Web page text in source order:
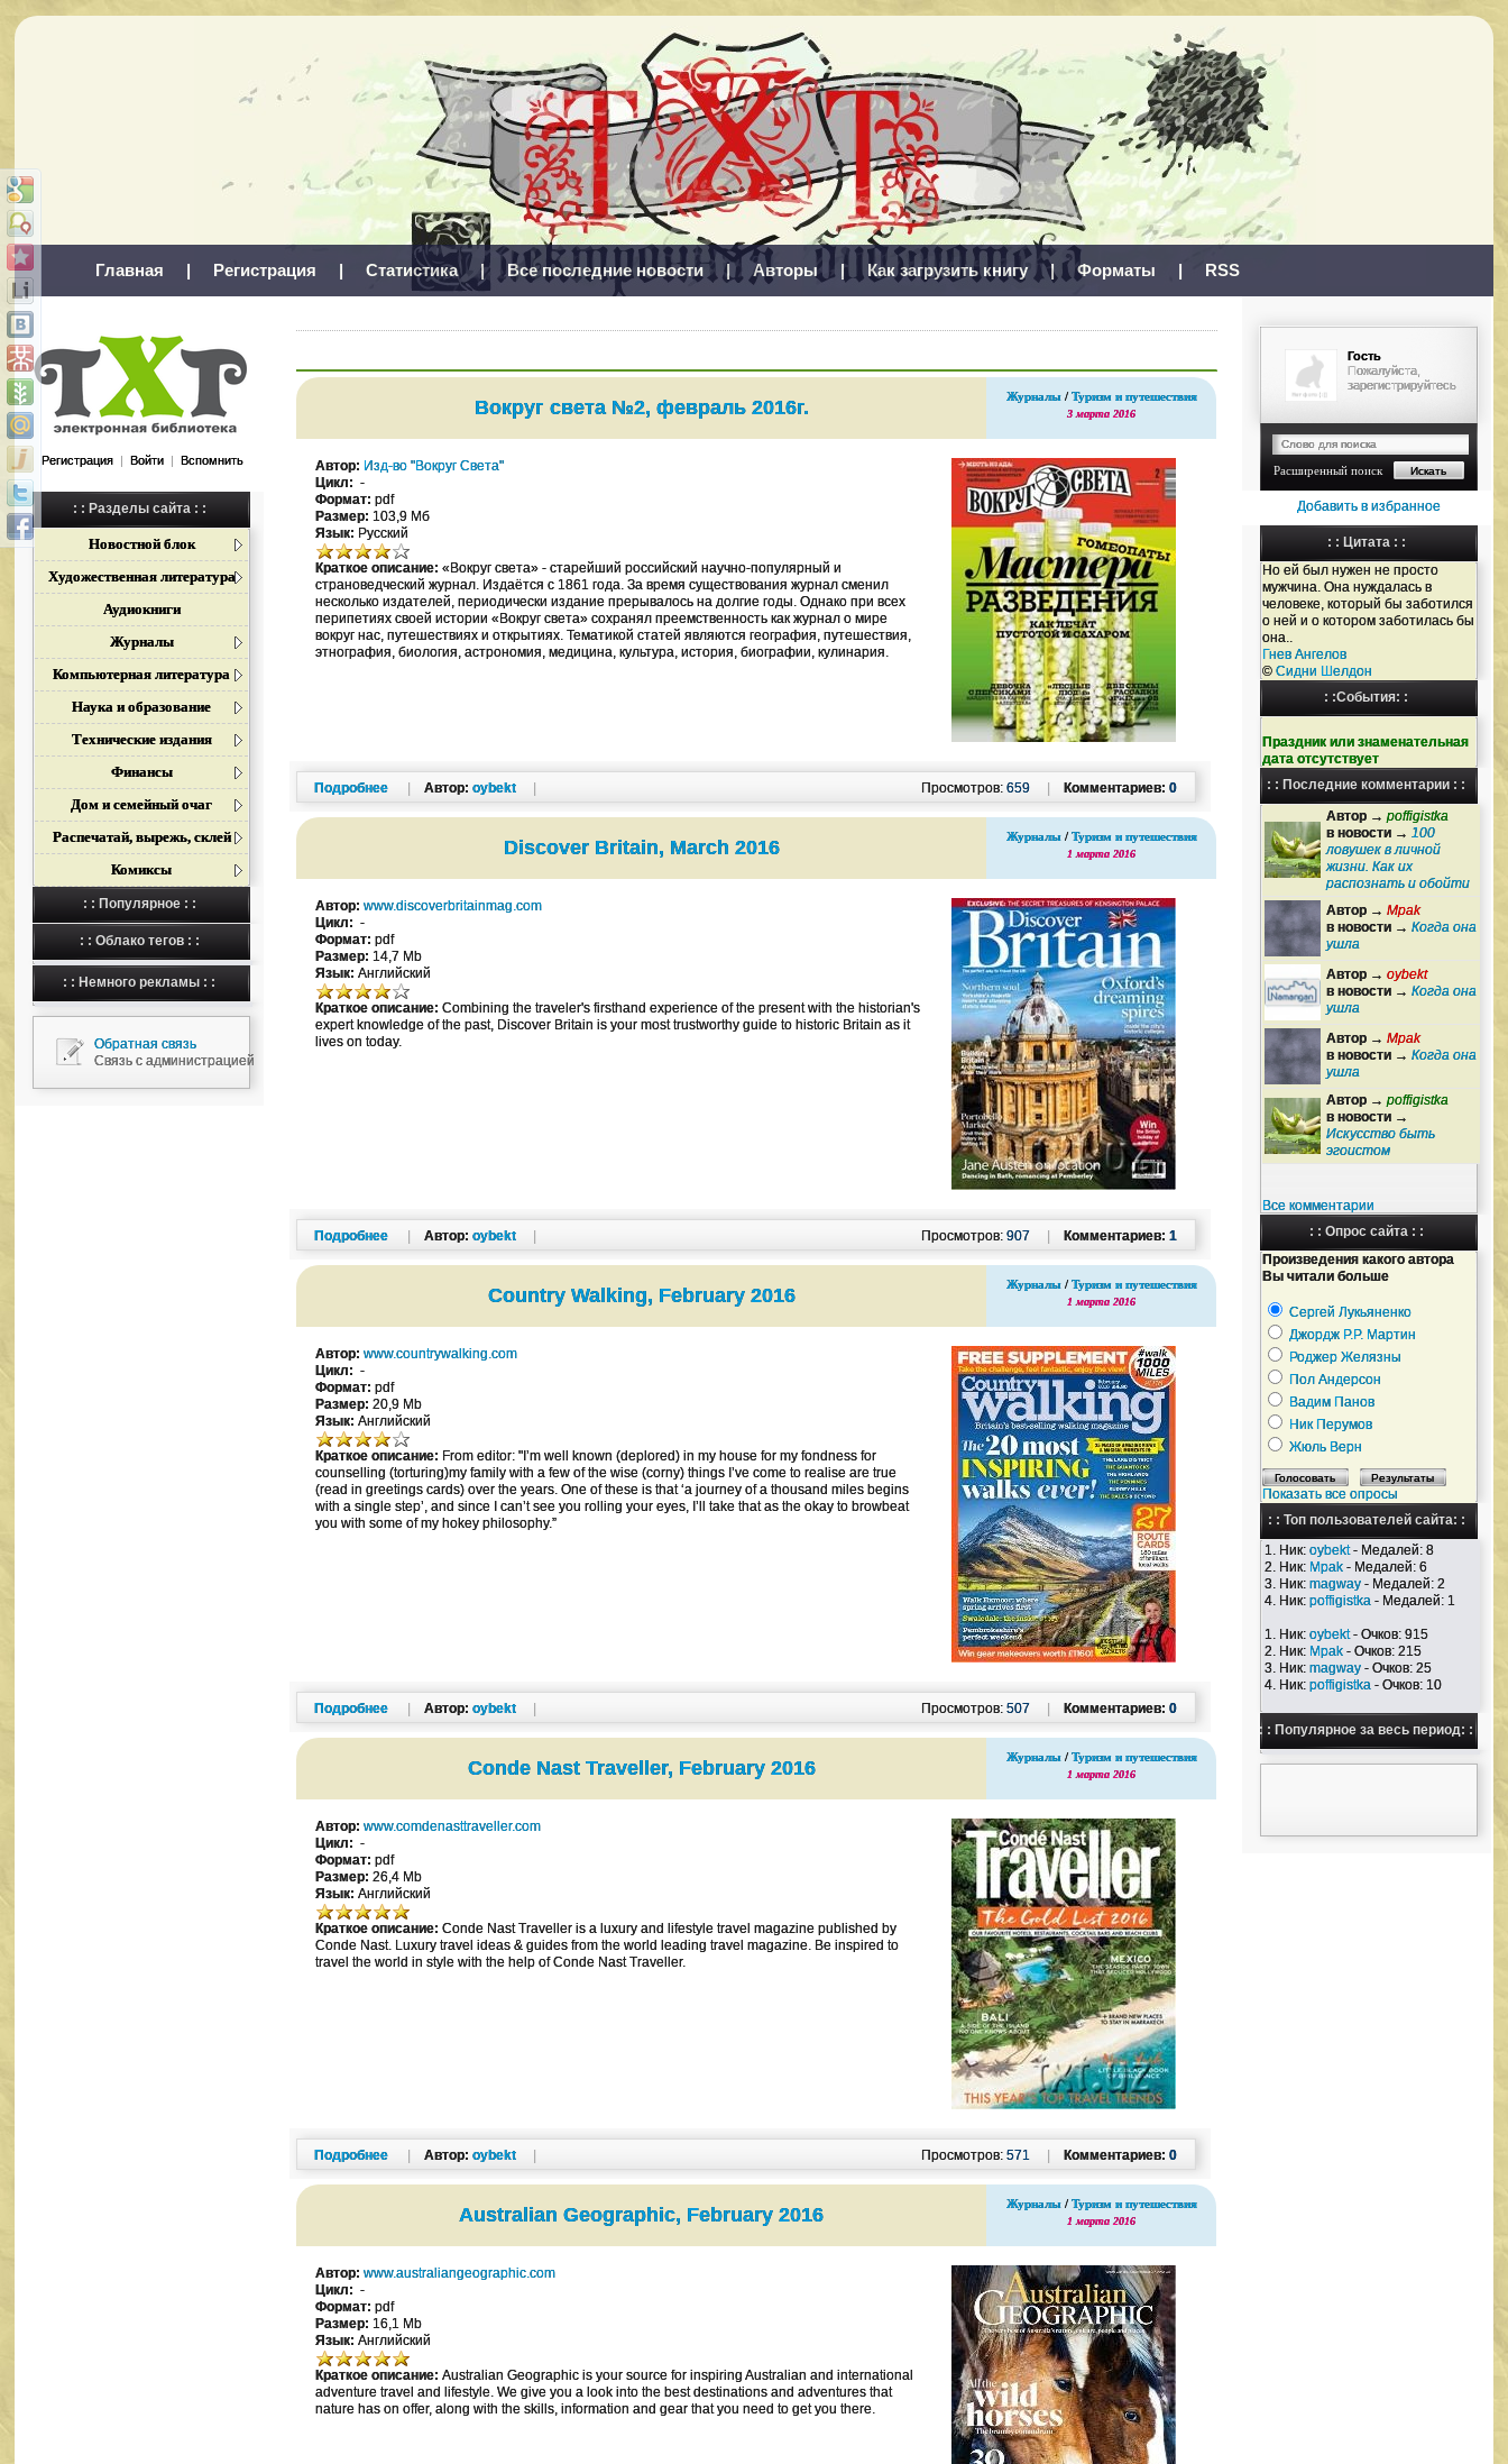
Главная | Регистрация | Статистика | Все последние новости | Авторы | Как загрузить книгу | Форматы | RSS
Регистрация | Войти | Вспомнить
: : Разделы сайта : :
Новостной блок
Художественная литература
Аудиокниги
Журналы
Компьютерная литература
Наука и образование
Технические издания
Финансы
Дом и семейный очаг
Распечатай, вырежь, склей
Комиксы
: : Популярное : :
: : Облако тегов : :
: : Немного рекламы : :
Обратная связь
Связь с администрацией
Гость
Пожалуйста,
зарегистрируйтесь
Расширенный поиск
Добавить в избранное
: : Цитата : :
Но ей был нужен не просто
мужчина. Она нуждалась в
человеке, который бы заботился
о ней и о котором заботилась бы
она..
Гнев Ангелов
© Сидни Шелдон
: :События: :
Праздник или знаменательная
дата отсутствует
: : Последние комментарии : :
Автор → poffigistka
в новости → 100
ловушек в личной
жизни. Как их
распознать и обойти
Автор → Mpak
в новости → Когда она
ушла
Автор → oybekt
в новости → Когда она
ушла
Автор → Mpak
в новости → Когда она
ушла
Автор → poffigistka
в новости →
Искусство быть
эгоистом
Все комментарии
: : Опрос сайта : :
Произведения какого автора
Вы читали больше
Сергей Лукьяненко
Джордж Р.Р. Мартин
Роджер Желязны
Пол Андерсон
Вадим Панов
Ник Перумов
Жюль Верн
Показать все опросы
: : Топ пользователей сайта: :
1. Ник: oybekt- Медалей: 8
2. Ник: Mpak- Медалей: 6
3. Ник: magway- Медалей: 2
4. Ник: poffigistka- Медалей: 1
1. Ник: oybekt- Очков: 915
2. Ник: Mpak- Очков: 215
3. Ник: magway- Очков: 25
4. Ник: poffigistka- Очков: 10
: : Популярное за весь период: :
Вокруг света №2, февраль 2016г. Журналы/ Туризм и путешествия
3 марта 2016
Автор: Изд-во "Вокруг Света"
Цикл: -
Формат: pdf
Размер: 103,9 Мб
Язык: Русский
Краткое описание: «Вокруг света» - старейший российский научно-популярный и
страноведческий журнал. Издаётся с 1861 года. За время существования журнал сменил
несколько издателей, периодически издание прерывалось на долгие годы. Однако при всех
перипетиях своей истории «Вокруг света» сохранял преемственность как журнал о мире
вокруг нас, путешествиях и открытиях. Тематикой статей являются география, путешествия,
этнография, биология, астрономия, медицина, культура, история, биографии, кулинария.
Подробнее Автор:oybekt Комментариев: 0
Просмотров: 659
Discover Britain, March 2016 Журналы/ Туризм и путешествия
1 марта 2016
Автор: www.discoverbritainmag.com
Цикл: -
Формат: pdf
Размер: 14,7 Mb
Язык: Английский
Краткое описание: Combining the traveler's firsthand experience of the present with the historian's
expert knowledge of the past, Discover Britain is your most trustworthy guide to historic Britain as it
lives on today.
Подробнее Автор:oybekt Комментариев: 1
Просмотров: 907
Country Walking, February 2016 Журналы/ Туризм и путешествия
1 марта 2016
Автор: www.countrywalking.com
Цикл: -
Формат: pdf
Размер: 20,9 Mb
Язык: Английский
Краткое описание: From editor: "I’m well known (deplored) in my house for my fondness for
counselling (torturing)my family with a few of the wise (corny) things I’ve come to realise are true
(read in greetings cards) over the years. One of these is that ‘a journey of a thousand miles begins
with a single step’, and since I can’t see you rolling your eyes, I’ll take that as the okay to browbeat
you with some of my hokey philosophy.”
Подробнее Автор:oybekt Комментариев: 0
Просмотров: 507
Conde Nast Traveller, February 2016 Журналы/ Туризм и путешествия
1 марта 2016
Автор: www.comdenasttraveller.com
Цикл: -
Формат: pdf
Размер: 26,4 Mb
Язык: Английский
Краткое описание: Conde Nast Traveller is a luxury and lifestyle travel magazine published by
Conde Nast. Luxury travel ideas & guides from the world leading travel magazine. Be inspired to
travel the world in style with the help of Conde Nast Traveller.
Подробнее Автор:oybekt Комментариев: 0
Просмотров: 571
Australian Geographic, February 2016 Журналы/ Туризм и путешествия
1 марта 2016
Автор: www.australiangeographic.com
Цикл: -
Формат: pdf
Размер: 16,1 Mb
Язык: Английский
Краткое описание: Australian Geographic is your source for inspiring Australian and international
adventure travel and lifestyle. We give you a look into the best destinations and adventures that
nature has on offer, along with the skills, information and gear that you need to get you there.